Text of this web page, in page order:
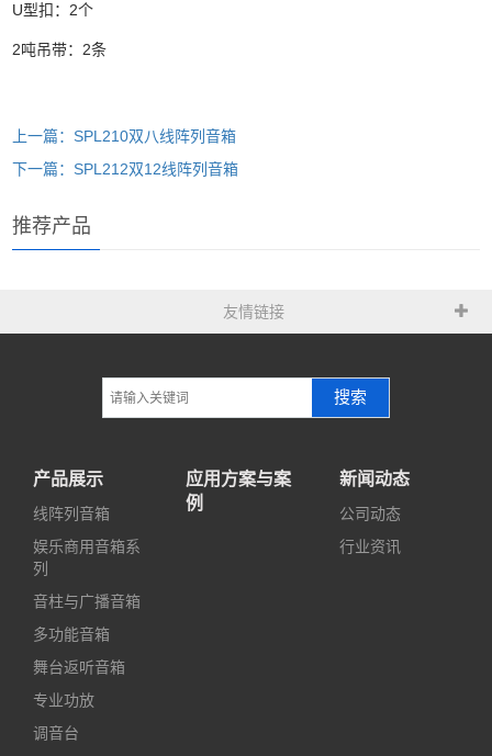
U型扣：2个
2吨吊带：2条
上一篇：SPL210双八线阵列音箱
下一篇：SPL212双12线阵列音箱
推荐产品
友情链接
搜索
产品展示
线阵列音箱
娱乐商用音箱系
列
音柱与广播音箱
多功能音箱
舞台返听音箱
专业功放
调音台
应用方案与案
例
新闻动态
公司动态
行业资讯